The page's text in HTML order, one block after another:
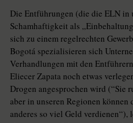
Die Entführungen (die die ELN in
Schamhaftigkeit als
sich zu einem regelrechten
Bogotá spezialisieren sich
Verhandlungen mit den
Eliecer Zapata noch etwas
Drogen angesprochen wird (“Sie
aber in unseren Regionen
anderes so viel Geld verdienen“),